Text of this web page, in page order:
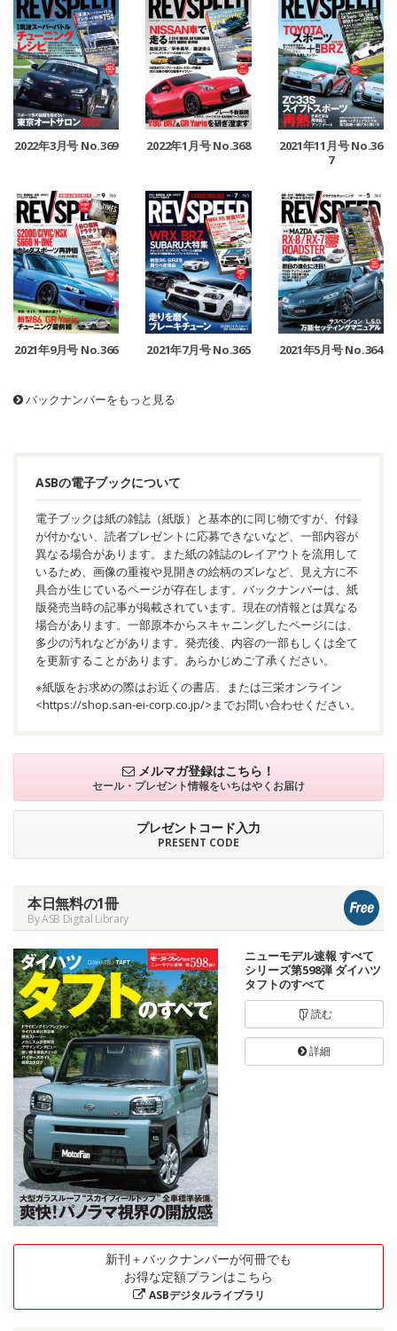
2022年3月号 No.369 2022年1月号 No.368
2021年11月号 No.36
7
2021年9月号 No.366 2021年7月号 No.365 2021年5月号 No.364
バックナンバーをもっと見る
ASBの電子ブックについて
電子ブックは紙の雑誌（紙版）と基本的に同じ物ですが、付録
が付かない、読者プレゼントに応募できないなど、一部内容が
異なる場合があります。また紙の雑誌のレイアウトを流用して
いるため、画像の重複や見開きの絵柄のズレなど、見え方に不
具合が生じているページが存在します。バックナンバーは、紙
版発売当時の記事が掲載されています。現在の情報とは異なる
場合があります。一部原本からスキャニングしたページには、
多少の汚れなどがあります。発売後、内容の一部もしくは全て
を更新することがあります。あらかじめご了承ください。
※紙版をお求めの際はお近くの書店、または三栄オンライン
<https://shop.san-ei-corp.co.jp/>までお問い合わせください。
メルマガ登録はこちら！
セール・プレゼント情報をいちはやくお届け
プレゼントコード入力
PRESENT CODE
本日無料の1冊
By ASB Digital Library
ニューモデル速報 すべて
シリーズ第598弾 ダイハツ
タフトのすべて
読む
詳細
新刊＋バックナンバーが何冊でも
お得な定額プランはこちら
ASBデジタルライブラリ